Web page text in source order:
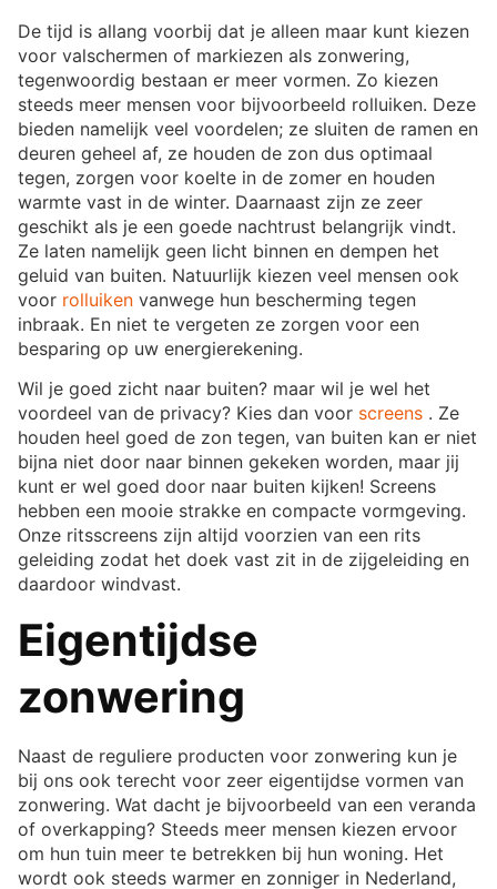
De tijd is allang voorbij dat je alleen maar kunt kiezen
voor valschermen of markiezen als zonwering,
tegenwoordig bestaan er meer vormen. Zo kiezen
steeds meer mensen voor bijvoorbeeld rolluiken. Deze
bieden namelijk veel voordelen; ze sluiten de ramen en
deuren geheel af, ze houden de zon dus optimaal
tegen, zorgen voor koelte in de zomer en houden
warmte vast in de winter. Daarnaast zijn ze zeer
geschikt als je een goede nachtrust belangrijk vindt.
Ze laten namelijk geen licht binnen en dempen het
geluid van buiten. Natuurlijk kiezen veel mensen ook
voor rolluiken vanwege hun bescherming tegen
inbraak. En niet te vergeten ze zorgen voor een
besparing op uw energierekening.
Wil je goed zicht naar buiten? maar wil je wel het
voordeel van de privacy? Kies dan voor screens . Ze
houden heel goed de zon tegen, van buiten kan er niet
bijna niet door naar binnen gekeken worden, maar jij
kunt er wel goed door naar buiten kijken! Screens
hebben een mooie strakke en compacte vormgeving.
Onze ritsscreens zijn altijd voorzien van een rits
geleiding zodat het doek vast zit in de zijgeleiding en
daardoor windvast.
Eigentijdse
zonwering
Naast de reguliere producten voor zonwering kun je
bij ons ook terecht voor zeer eigentijdse vormen van
zonwering. Wat dacht je bijvoorbeeld van een veranda
of overkapping? Steeds meer mensen kiezen ervoor
om hun tuin meer te betrekken bij hun woning. Het
wordt ook steeds warmer en zonniger in Nederland,